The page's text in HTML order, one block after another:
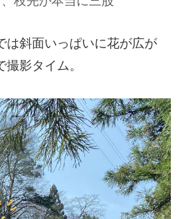
は斜面いっぱいに花が広が
影タイム。